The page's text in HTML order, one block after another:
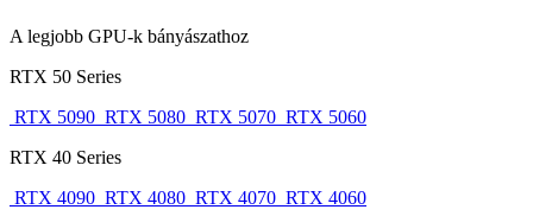
A legjobb GPU-k bányászathoz
RTX 50 Series
RTX 5090 RTX 5080 RTX 5070 RTX 5060
RTX 40 Series
RTX 4090 RTX 4080 RTX 4070 RTX 4060